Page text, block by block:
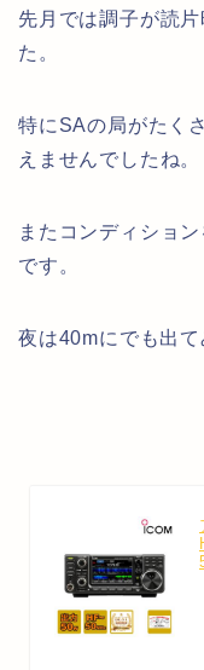
先月では調子が読
た。
特にSAの局がたく
えませんでしたね。
またコンディショ
です。
夜は40mにでも出て